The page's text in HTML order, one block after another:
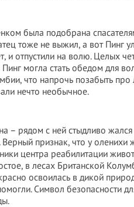
была подобрана
тоже не выжил, а вот Пинг
и отпустили на волю. Целых
могла стать обедом для
что напрочь позабыть
нечто необычное.
– рядом с ней стыдливо
признак, что у
центра реабилитации
в лесах Британской
освоилась в дикой
Символ безопасности